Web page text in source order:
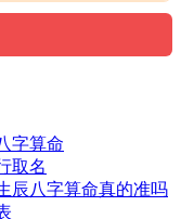
字算命
取名
辰八字算命真的准吗